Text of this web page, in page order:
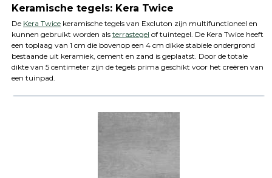
Keramische tegels: Kera Twice
De Kera Twicekeramische tegels van Excluton zijn multifunctioneel en
kunnen gebruikt worden als terrastegel of tuintegel. De Kera Twice heeft
een toplaag van 1 cm die bovenop een 4 cm dikke stabiele ondergrond
bestaande uit keramiek, cement en zand is geplaatst. Door de totale
dikte van 5 centimeter zijn de tegels prima geschikt voor het creëren van
een tuinpad.